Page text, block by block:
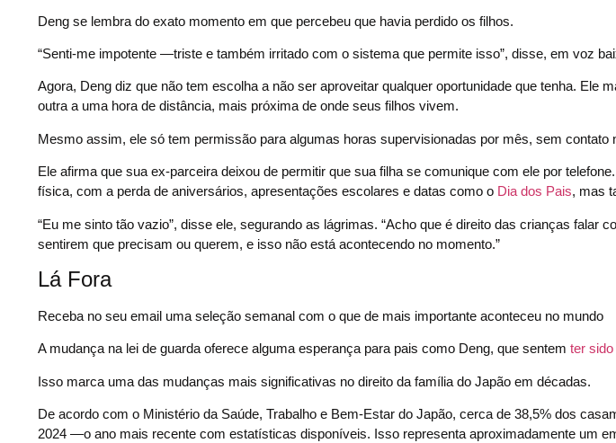
Deng se lembra do exato momento em que percebeu que havia perdido os filhos.
“Senti-me impotente —triste e também irritado com o sistema que permite isso”, disse, em voz
Agora, Deng diz que não tem escolha a não ser aproveitar qualquer oportunidade que tenha. Ele
outra a uma hora de distância, mais próxima de onde seus filhos vivem.
Mesmo assim, ele só tem permissão para algumas horas supervisionadas por mês, sem contato
Ele afirma que sua ex-parceira deixou de permitir que sua filha se comunique com ele por
física, com a perda de aniversários, apresentações escolares e datas como o Dia dos Pais, mas
“Eu me sinto tão vazio”, disse ele, segurando as lágrimas. “Acho que é direito das crianças falar
sentirem que precisam ou querem, e isso não está acontecendo no momento.”
Lá Fora
Receba no seu email uma seleção semanal com o que de mais importante aconteceu no mundo
A mudança na lei de guarda oferece alguma esperança para pais como Deng, que sentem ter
Isso marca uma das mudanças mais significativas no direito da família do Japão em décadas.
De acordo com o Ministério da Saúde, Trabalho e Bem-Estar do Japão, cerca de 38,5% dos
2024 —o ano mais recente com estatísticas disponíveis. Isso representa aproximadamente um